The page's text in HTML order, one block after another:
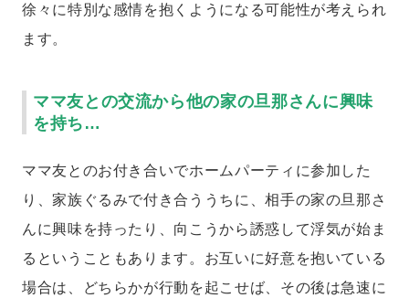
徐々に特別な感情を抱くようになる可能性が考えられ
ます。
ママ友との交流から他の家の旦那さんに興味
を持ち…
ママ友とのお付き合いでホームパーティに参加した
り、家族ぐるみで付き合ううちに、相手の家の旦那さ
んに興味を持ったり、向こうから誘惑して浮気が始ま
るということもあります。お互いに好意を抱いている
場合は、どちらかが行動を起こせば、その後は急速に